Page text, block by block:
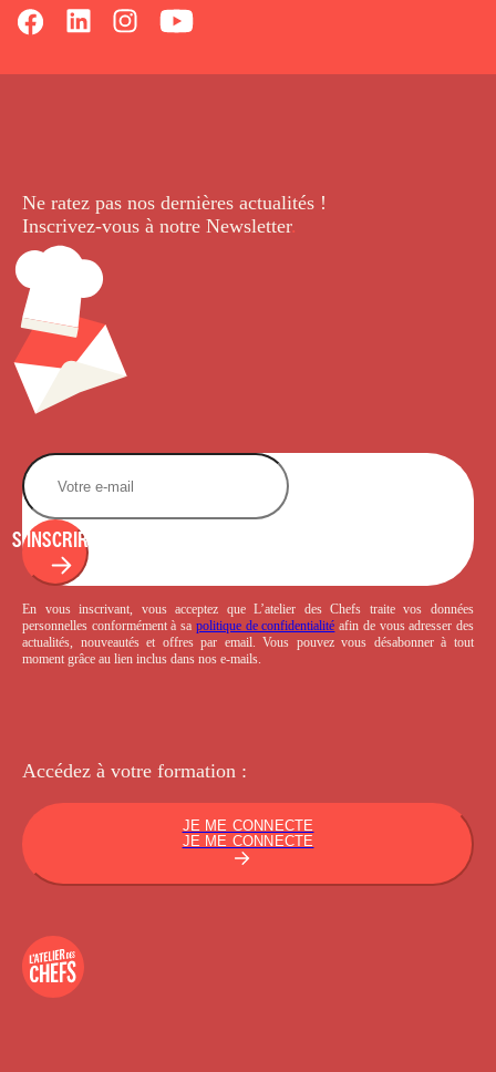
Ne ratez pas nos dernières actualités !
Inscrivez-vous à notre Newsletter.
S'INSCRIRE
En vous inscrivant, vous acceptez que L’atelier des Chefs traite vos données
personnelles conformément à sa politique de confidentialité afin de vous adresser des
actualités, nouveautés et offres par email. Vous pouvez vous désabonner à tout
moment grâce au lien inclus dans nos e-mails.
Accédez à votre formation :
JE ME CONNECTE
JE ME CONNECTE